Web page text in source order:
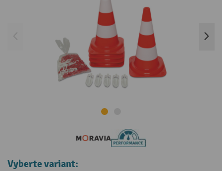
Vyberte variant: